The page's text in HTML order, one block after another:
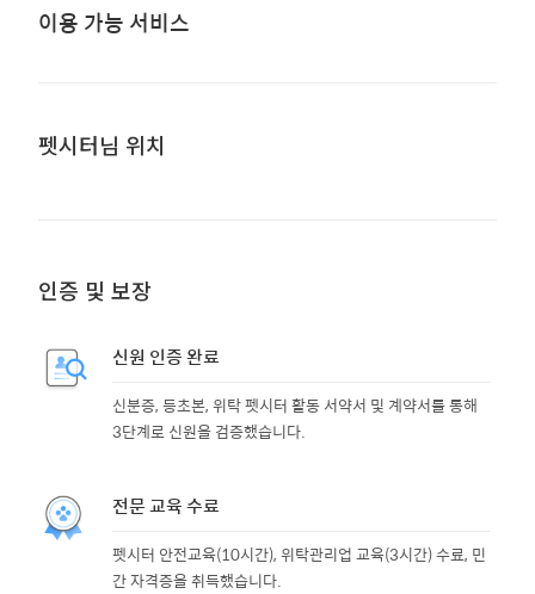
이용 가능 서비스
펫시터님 위치
인증 및 보장
신원 인증 완료
신분증, 등초본, 위탁 펫시터 활동 서약서 및 계약서를 통해
3단계로 신원을 검증했습니다.
전문 교육 수료
펫시터 안전교육(10시간), 위탁관리업 교육(3시간) 수료, 민
간 자격증을 취득했습니다.